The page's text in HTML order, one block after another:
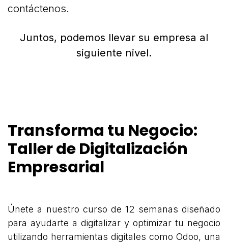
contáctenos.
Juntos, podemos llevar su empresa al
siguiente nivel.
Transforma tu Negocio:
Taller de Digitalización
Empresarial
Únete a nuestro curso de 12 semanas diseñado
para ayudarte a digitalizar y optimizar tu negocio
utilizando herramientas digitales como Odoo, una